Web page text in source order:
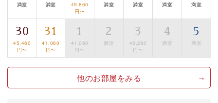
満室 満室
49,860
円〜
満室 満室 満室 満室
30
45,460
円〜
31
41,060
円〜
1
41,060
円〜
2
満室
3
43,260
円〜
4
満室
5
満室
他のお部屋をみる